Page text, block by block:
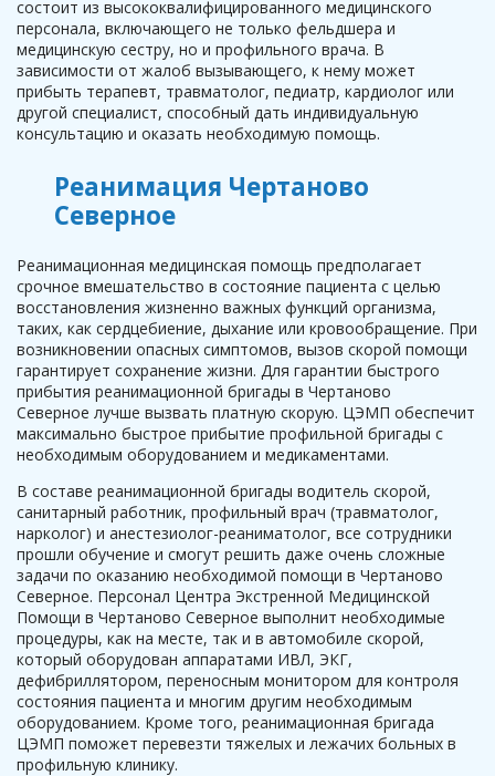
состоит из высококвалифицированного медицинского
персонала, включающего не только фельдшера и
медицинскую сестру, но и профильного врача. В
зависимости от жалоб вызывающего, к нему может
прибыть терапевт, травматолог, педиатр, кардиолог или
другой специалист, способный дать индивидуальную
консультацию и оказать необходимую помощь.
Реанимация Чертаново
Северное
Реанимационная медицинская помощь предполагает
срочное вмешательство в состояние пациента с целью
восстановления жизненно важных функций организма,
таких, как сердцебиение, дыхание или кровообращение. При
возникновении опасных симптомов, вызов скорой помощи
гарантирует сохранение жизни. Для гарантии быстрого
прибытия реанимационной бригады в Чертаново
Северное лучше вызвать платную скорую. ЦЭМП обеспечит
максимально быстрое прибытие профильной бригады с
необходимым оборудованием и медикаментами.
В составе реанимационной бригады водитель скорой,
санитарный работник, профильный врач (травматолог,
нарколог) и анестезиолог-реаниматолог, все сотрудники
прошли обучение и смогут решить даже очень сложные
задачи по оказанию необходимой помощи в Чертаново
Северное. Персонал Центра Экстренной Медицинской
Помощи в Чертаново Северное выполнит необходимые
процедуры, как на месте, так и в автомобиле скорой,
который оборудован аппаратами ИВЛ, ЭКГ,
дефибриллятором, переносным монитором для контроля
состояния пациента и многим другим необходимым
оборудованием. Кроме того, реанимационная бригада
ЦЭМП поможет перевезти тяжелых и лежачих больных в
профильную клинику.